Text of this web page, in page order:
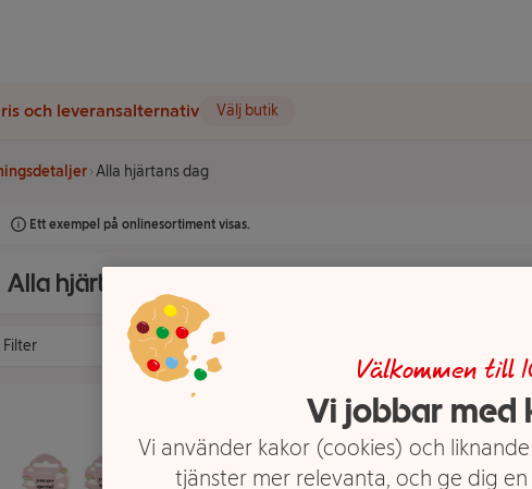
och leveransalternativ Välj butik
Alla hjärtans dag
Ett exempel på onlinesortiment visas.
Alla hjärtans dag
Filter
Välkommen till
Vi jobbar med
Vi använder kakor (cookies) och
tjänster mer relevanta, och ge dig